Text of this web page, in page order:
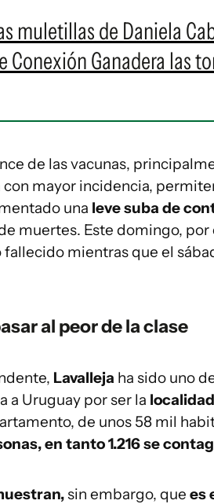
muletillas de Daniela
Conexión Ganadera las
de las vacunas,
mayor incidencia,
una leve suba de
muertes. Este domingo, por
fallecido mientras que el
al peor de la clase
Lavalleja ha sido uno
a Uruguay por ser la
de unos 58 mil
en tanto 1.216 se
sin embargo, que es